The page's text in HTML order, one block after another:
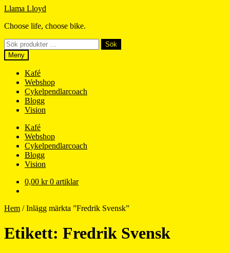
Hoppa
navigering
Hoppa
innehåll
Llama Lloyd
Choose life, choose bike.
Sök
efter:
Sök
Meny
Kafé
Webshop
Cykelpendlarcoach
Blogg
Vision
Kafé
Webshop
Cykelpendlarcoach
Blogg
Vision
0,00 kr 0 artiklar
Hem /Inlägg märkta ”Fredrik Svensk”
Etikett: Fredrik Svensk